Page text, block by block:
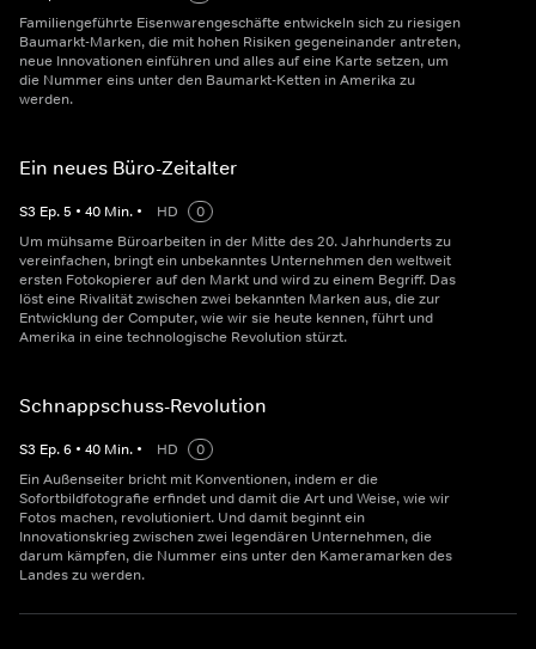
Familiengeführte Eisenwarengeschäfte entwickeln sich zu riesigen
Baumarkt-Marken, die mit hohen Risiken gegeneinander antreten,
neue Innovationen einführen und alles auf eine Karte setzen, um
die Nummer eins unter den Baumarkt-Ketten in Amerika zu
werden.
Ein neues Büro-Zeitalter
S3 Ep.5 • 40 Min. • HD
0
Um mühsame Büroarbeiten in der Mitte des 20. Jahrhunderts zu
vereinfachen, bringt ein unbekanntes Unternehmen den weltweit
ersten Fotokopierer auf den Markt und wird zu einem Begriff. Das
löst eine Rivalität zwischen zwei bekannten Marken aus, die zur
Entwicklung der Computer, wie wir sie heute kennen, führt und
Amerika in eine technologische Revolution stürzt.
Schnappschuss-Revolution
S3 Ep.6 • 40 Min. • HD
0
Ein Außenseiter bricht mit Konventionen, indem er die
Sofortbildfotografie erfindet und damit die Art und Weise, wie wir
Fotos machen, revolutioniert. Und damit beginnt ein
Innovationskrieg zwischen zwei legendären Unternehmen, die
darum kämpfen, die Nummer eins unter den Kameramarken des
Landes zu werden.